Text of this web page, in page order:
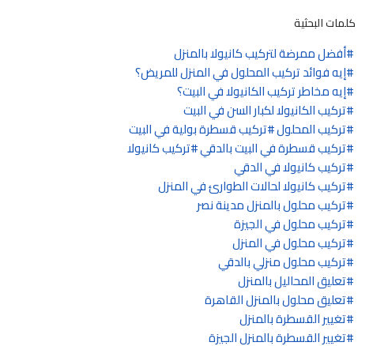
كلمات البحثية
أفضل ممرضة لتركيب كانيولا بالمنزل
إيه فوائد تركيب المحلول في المنزل للمريض؟
إيه مخاطر تركيب الكانيولا في البيت؟
تركيب الكانيولا لكبار السن في البيت
تركيب المحلول تركيب قسطرة بولية في البيت
تركيب قسطرة في البيت بالدقي تركيب كانيولا
تركيب كانيولا في الدقي
تركيب كانيولا لحالات الطوارئ في المنزل
تركيب محلول بالمنزل مدينة نصر
تركيب محلول في الجيزة
تركيب محلول في المنزل
تركيب محلول منزلي بالدقي
تعليق المحاليل بالمنزل
تعليق محلول بالمنزل القاهرة
تغيير القسطرة بالمنزل
تغيير القسطرة بالمنزل الجيزة